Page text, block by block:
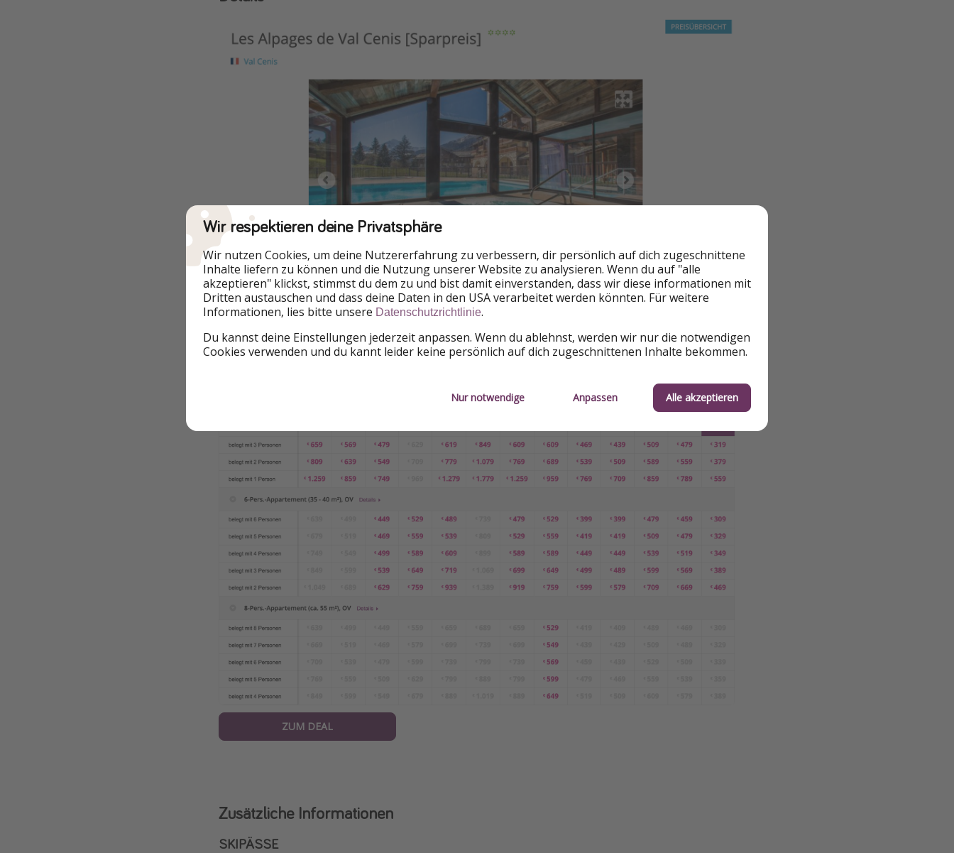
TERMINE & PREISE
ZUM DEAL
Zusätzliche Informationen
SKIPÄSSE
Wir respektieren deine Privatsphäre
Wir nutzen Cookies, um deine Nutzererfahrung zu verbessern, dir persönlich auf dich zugeschnittene
Inhalte liefern zu können und die Nutzung unserer Website zu analysieren. Wenn du auf "alle
akzeptieren" klickst, stimmst du dem zu und bist damit einverstanden, dass wir diese informationen mit
Dritten austauschen und dass deine Daten in den USA verarbeitet werden könnten. Für weitere
Informationen, lies bitte unsere Datenschutzrichtlinie.
Du kannst deine Einstellungen jederzeit anpassen. Wenn du ablehnst, werden wir nur die notwendigen
Cookies verwenden und du kannt leider keine persönlich auf dich zugeschnittenen Inhalte bekommen.
Nur notwendige Anpassen Alle akzeptieren